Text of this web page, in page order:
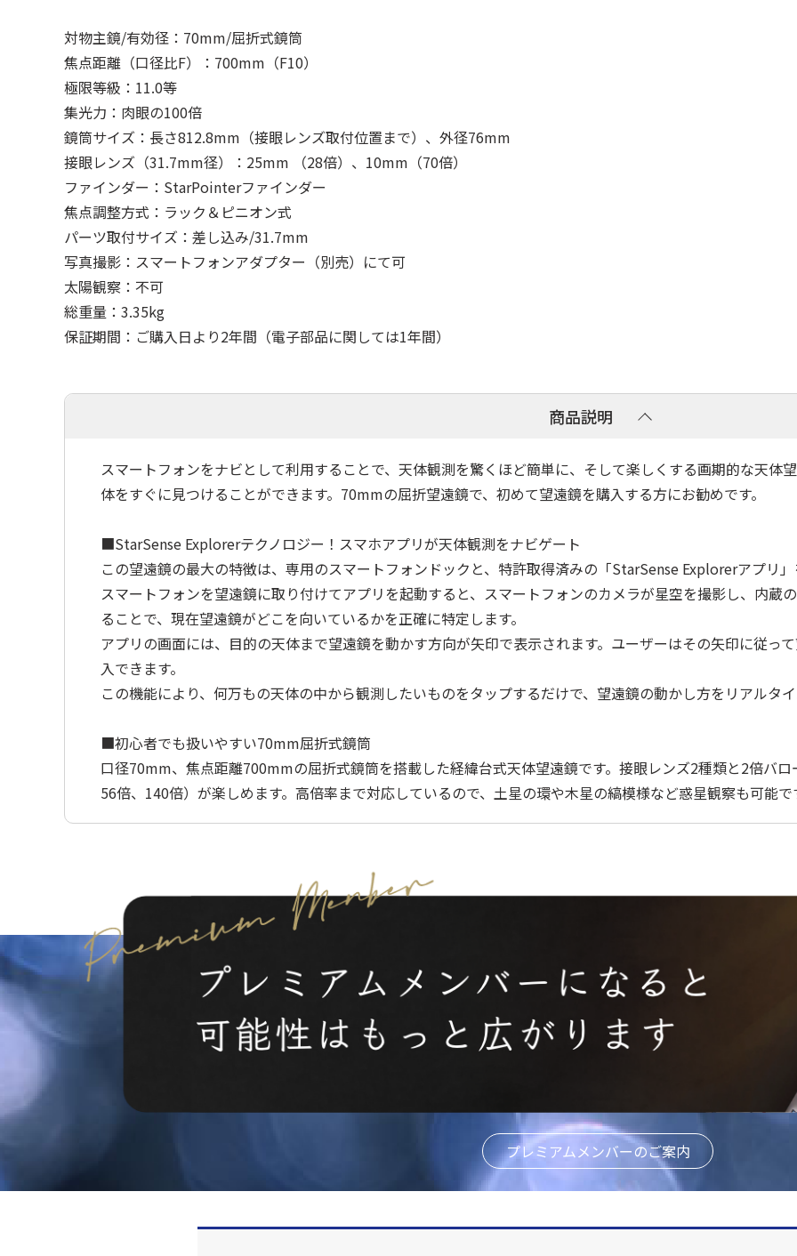
対物主鏡/有効径：70mm/屈折式鏡筒
焦点距離（口径比F）：700mm（F10）
極限等級：11.0等
集光力：肉眼の100倍
鏡筒サイズ：長さ812.8mm（接眼レンズ取付位置まで）、外径76mm
接眼レンズ（31.7mm径）：25mm （28倍）、10mm（70倍）
ファインダー：StarPointerファインダー
焦点調整方式：ラック＆ピニオン式
パーツ取付サイズ：差し込み/31.7mm
写真撮影：スマートフォンアダプター（別売）にて可
太陽観察：不可
総重量：3.35kg
保証期間：ご購入日より2年間（電子部品に関しては1年間）
商品説明
スマートフォンをナビとして利用することで、天体観測を驚くほど簡単に、そして楽しくする画期的な天体
体をすぐに見つけることができます。70mmの屈折望遠鏡で、初めて望遠鏡を購入する方にお勧めです。
■StarSense Explorerテクノロジー！スマホアプリが天体観測をナビゲート
この望遠鏡の最大の特徴は、専用のスマートフォンドックと、特許取得済みの「StarSense Explorerアプリ」
スマートフォンを望遠鏡に取り付けてアプリを起動すると、スマートフォンのカメラが星空を撮影し、内蔵
ることで、現在望遠鏡がどこを向いているかを正確に特定します。
アプリの画面には、目的の天体まで望遠鏡を動かす方向が矢印で表示されます。ユーザーはその矢印に従っ
入できます。
この機能により、何万もの天体の中から観測したいものをタップするだけで、望遠鏡の動かし方をリアルタ
■初心者でも扱いやすい70mm屈折式鏡筒
口径70mm、焦点距離700mmの屈折式鏡筒を搭載した経緯台式天体望遠鏡です。接眼レンズ2種類と2倍バロ
56倍、140倍）が楽しめます。高倍率まで対応しているので、土星の環や木星の縞模様など惑星観察も可能で
プレミアムメンバーのご案内